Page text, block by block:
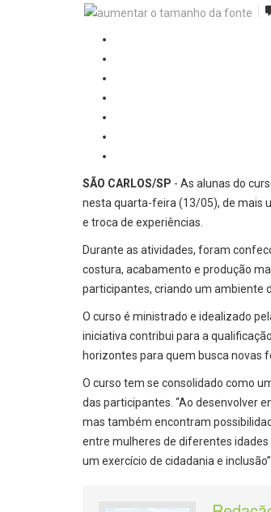
SÃO CARLOS/SP - As alunas do
nesta quarta-feira (13/05), de mais
e troca de experiências.
Durante as atividades, foram
costura, acabamento e produção
participantes, criando um ambiente
O curso é ministrado e idealizado
iniciativa contribui para a
horizontes para quem busca novas
O curso tem se consolidado como
das participantes. “Ao desenvolver
mas também encontram
entre mulheres de diferentes
um exercício de cidadania e